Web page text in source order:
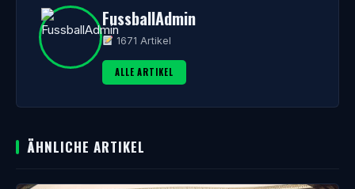
FussballAdmin
1671 Artikel
ALLE ARTIKEL
ÄHNLICHE ARTIKEL